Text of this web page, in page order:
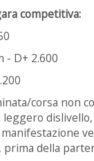
competitiva:
- D+ 2.600
corsa non
leggero
della